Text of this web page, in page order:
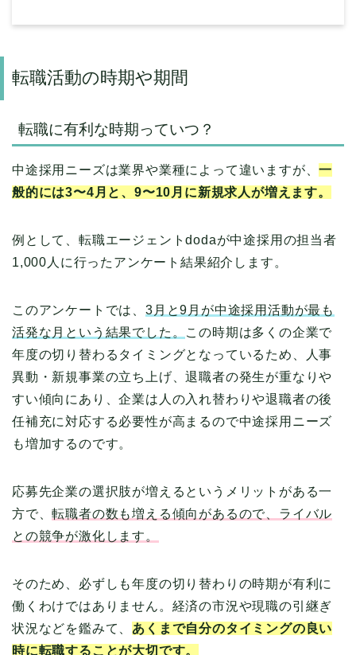
転職活動の時期や期間
転職に有利な時期っていつ？
中途採用ニーズは業界や業種によって違いますが、一
般的には3〜4月と、9〜10月に新規求人が増えます。
例として、転職エージェントdodaが中途採用の担当者
1,000人に行ったアンケート結果紹介します。
このアンケートでは、3月と9月が中途採用活動が最も
活発な月という結果でした。 この時期は多くの企業で
年度の切り替わるタイミングとなっているため、人事
異動・新規事業の立ち上げ、退職者の発生が重なりや
すい傾向にあり、企業は人の入れ替わりや退職者の後
任補充に対応する必要性が高まるので中途採用ニーズ
も増加するのです。
応募先企業の選択肢が増えるというメリットがある一
方で、転職者の数も増える傾向があるので、ライバル
との競争が激化します。
そのため、必ずしも年度の切り替わりの時期が有利に
働くわけではありません。経済の市況や現職の引継ぎ
状況などを鑑みて、 あくまで自分のタイミングの良い
時に転職することが大切です。